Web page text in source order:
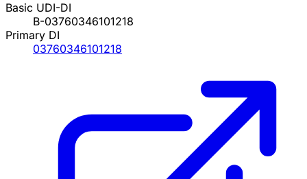
Basic UDI-DI
B-03760346101218
Primary DI
03760346101218